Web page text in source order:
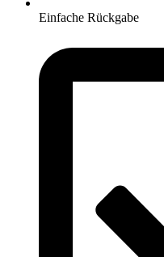
Einfache Rückgabe